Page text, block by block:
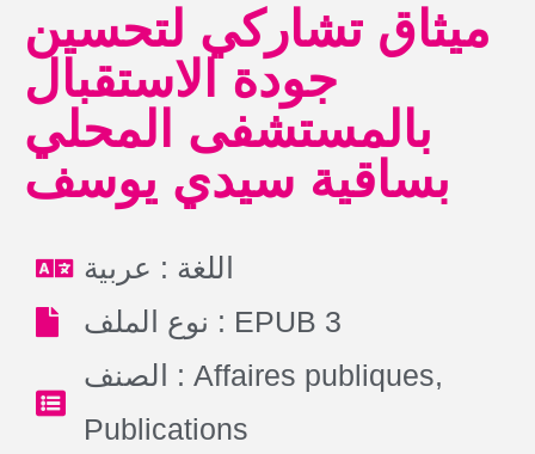
ميثاق تشاركي لتحسين
جودة الاستقبال
بالمستشفى المحلي
بساقية سيدي يوسف
اللغة : عربية
نوع الملف : EPUB 3
الصنف : Affaires publiques,
Publications